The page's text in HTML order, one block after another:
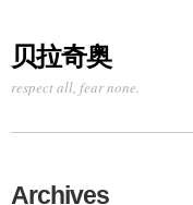
贝拉奇奥
respect all, fear none.
Archives